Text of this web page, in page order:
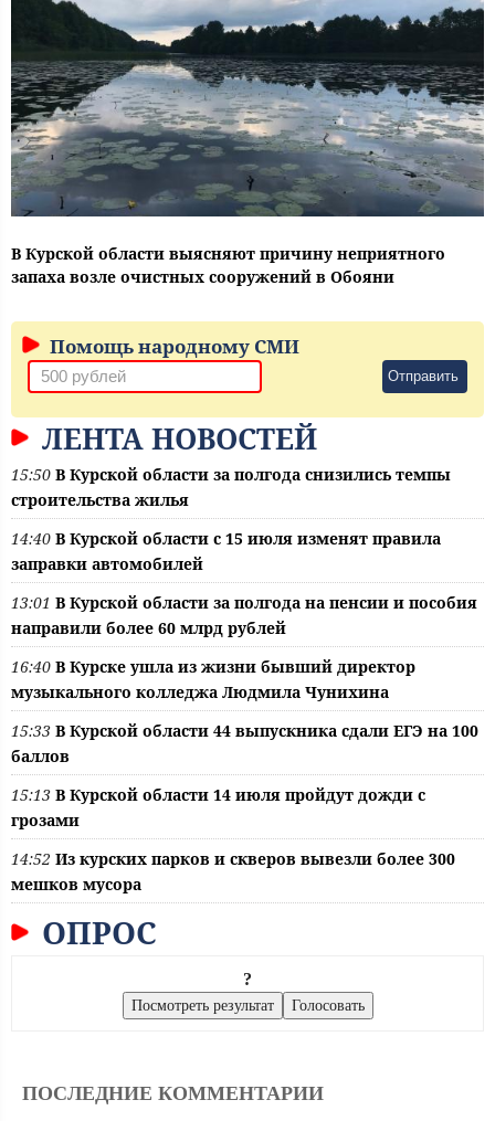
В Курской области выясняют причину неприятного
запаха возле очистных сооружений в Обояни
Помощь народному СМИ
Отправить
ЛЕНТА НОВОСТЕЙ
15:50 В Курской области за полгода снизились темпы
строительства жилья
14:40 В Курской области с 15 июля изменят правила
заправки автомобилей
13:01 В Курской области за полгода на пенсии и пособия
направили более 60 млрд рублей
16:40 В Курске ушла из жизни бывший директор
музыкального колледжа Людмила Чунихина
15:33 В Курской области 44 выпускника сдали ЕГЭ на 100
баллов
15:13 В Курской области 14 июля пройдут дожди с
грозами
14:52 Из курских парков и скверов вывезли более 300
мешков мусора
ОПРОС
?
ПОСЛЕДНИЕ КОММЕНТАРИИ